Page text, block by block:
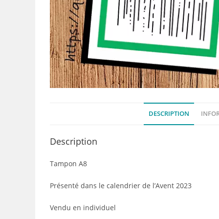
DESCRIPTION
Description
Tampon A8
Présenté dans le calendrier de l’Avent 2023
Vendu en individuel